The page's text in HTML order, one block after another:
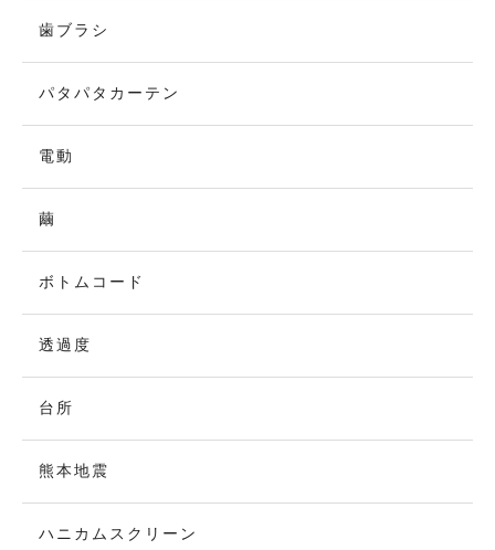
歯ブラシ
パタパタカーテン
電動
繭
ボトムコード
透過度
台所
熊本地震
ハニカムスクリーン